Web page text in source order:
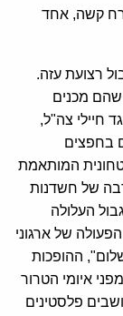
קשה, אחד
רצועת עזה.
שהם מכנים
חיילי צה"ל,
בחפצים
המותאמת
של חשדנות
העלולה
של ארגוני
ההופכות
איומי הטרור
פלסטינים